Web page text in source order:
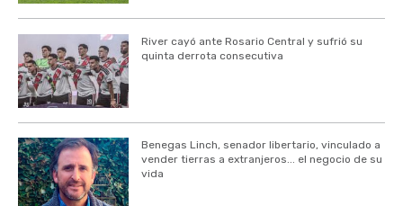
River cayó ante Rosario Central y sufrió su
quinta derrota consecutiva
Benegas Linch, senador libertario, vinculado a
vender tierras a extranjeros... el negocio de su
vida